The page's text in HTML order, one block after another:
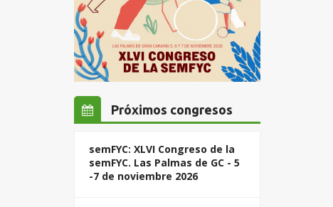
Próximos congresos
semFYC: XLVI Congreso de la
semFYC. Las Palmas de GC - 5
-7 de noviembre 2026